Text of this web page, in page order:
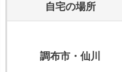
自宅の場所
調布市・仙川